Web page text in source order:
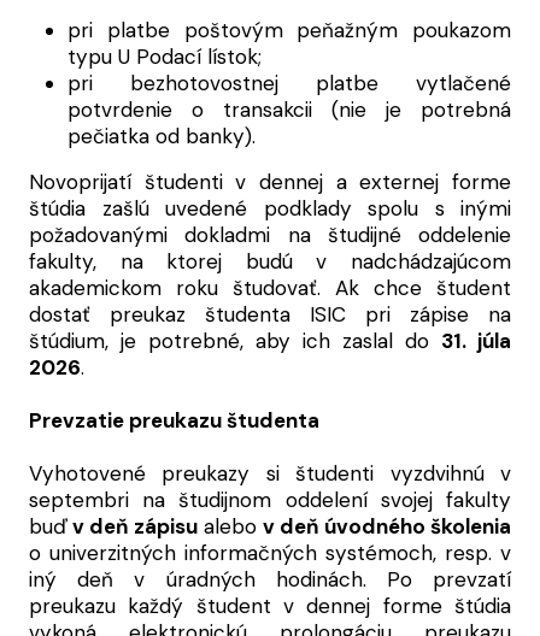
pri platbe poštovým peňažným poukazom
typu U Podací lístok;
pri bezhotovostnej platbe vytlačené
potvrdenie o transakcii (nie je potrebná
pečiatka od banky).
Novoprijatí študenti v dennej a externej forme
štúdia zašlú uvedené podklady spolu s inými
požadovanými dokladmi na študijné oddelenie
fakulty, na ktorej budú v nadchádzajúcom
akademickom roku študovať. Ak chce študent
dostať preukaz študenta ISIC pri zápise na
štúdium, je potrebné, aby ich zaslal do 31. júla
2026.
Prevzatie preukazu študenta
Vyhotovené preukazy si študenti vyzdvihnú v
septembri na študijnom oddelení svojej fakulty
buďv deň zápisu alebo v deň úvodného školenia
o univerzitných informačných systémoch, resp. v
iný deň v úradných hodinách. Po prevzatí
preukazu každý študent v dennej forme štúdia